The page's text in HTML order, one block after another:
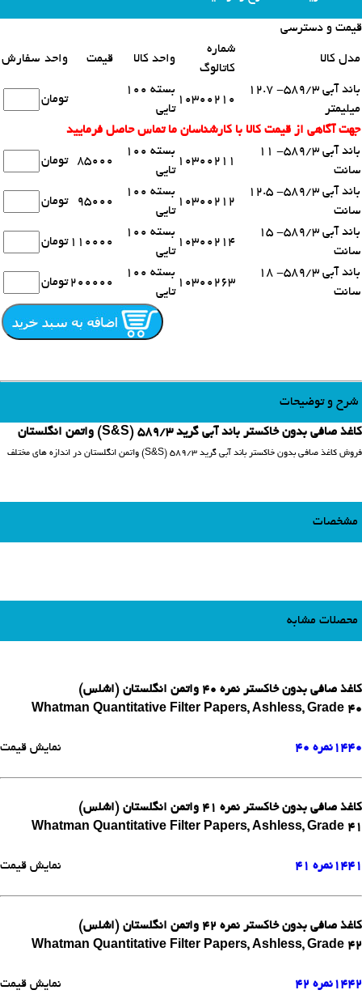
محصولات مشابه
قیمت و دسترسی
مدل کالا
شماره
کاتالوگ
واحد کالا قیمت واحد سفارش
باند آبی 589/3- 12.7
میلیمتر
10300210
بسته 100
تایی
تومان
جهت آگاهی از قیمت کالا با کارشناسان ما تماس حاصل فرمایید
باند آبی 589/3- 11
سانت
10300211
بسته 100
تایی
85000 تومان
باند آبی 589/3- 12.5
سانت
10300212
بسته 100
تایی
95000 تومان
باند آبی 589/3- 15
سانت
10300214
بسته 100
تایی
110000 تومان
باند آبی 589/3- 18
سانت
10300263
بسته 100
تایی
200000 تومان
شرح و توضیحات
کاغذ صافی بدون خاکستر باند آبی گرید 589/3 (S&S) واتمن انگلستان
فروش کاغذ صافی بدون خاکستر باند آبی گرید 589/3 (S&S) واتمن انگلستان در اندازه های مختلف
مشخصات
محصلات مشابه
کاغذ صافی بدون خاکستر نمره 40 واتمن انگلستان (اشلس)
Whatman Quantitative Filter Papers, Ashless, Grade 40
1440نمره 40 نمایش قیمت
کاغذ صافی بدون خاکستر نمره 41 واتمن انگلستان (اشلس)
Whatman Quantitative Filter Papers, Ashless, Grade 41
1441نمره 41 نمایش قیمت
کاغذ صافی بدون خاکستر نمره 42 واتمن انگلستان (اشلس)
Whatman Quantitative Filter Papers, Ashless, Grade 42
1442نمره 42 نمایش قیمت